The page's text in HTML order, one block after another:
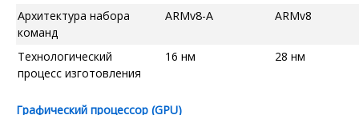
Архитектура набора
команд
ARMv8-A ARMv8
Технологический
процесс изготовления
16 нм 28 нм
Графический процессор (GPU)